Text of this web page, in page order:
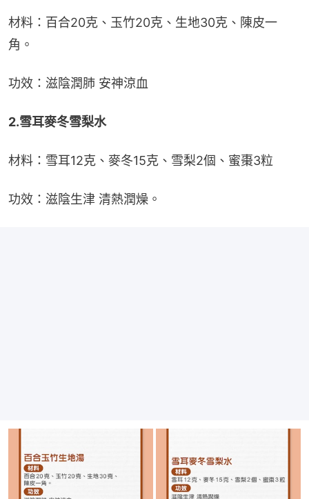
材料：百合20克、玉竹20克、生地30克、陳皮一
角。
功效：滋陰潤肺 安神涼血
2.雪耳麥冬雪梨水
材料：雪耳12克、麥冬15克、雪梨2個、蜜棗3粒
功效：滋陰生津 清熱潤燥。